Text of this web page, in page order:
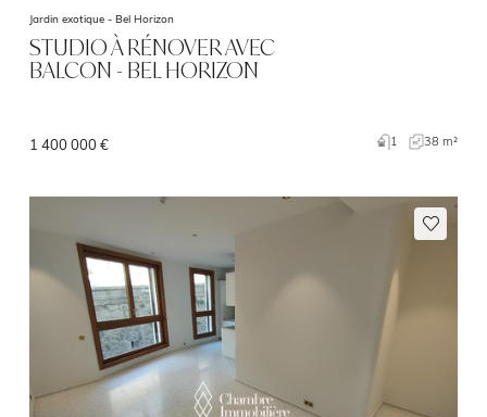
Jardin exotique - Bel Horizon
STUDIO À RÉNOVER AVEC
BALCON - BEL HORIZON
1 400 000 € 1 38 m²